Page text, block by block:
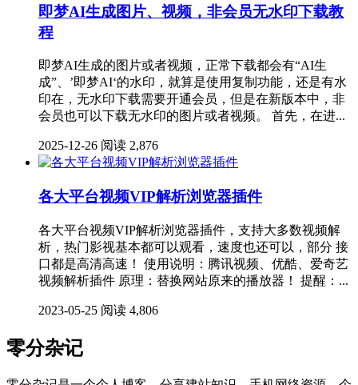
即梦AI生成图片、视频，非会员无水印下载教
程
即梦AI生成的图片或者视频，正常下载都会有“AI生
成”、’即梦AI‘的水印，就算是使用复制功能，还是有水
印在，无水印下载需要开通会员，但是在新版本中，非
会员也可以下载无水印的图片或者视频。 首先，在进...
2025-12-26 阅读 2,876
各大平台视频VIP解析浏览器插件
各大平台视频VIP解析浏览器插件，支持大多数视频解
析，热门影视基本都可以观看，速度也还可以，部分 接
口都是高清高速！ 使用说明：腾讯视频、优酷、爱奇艺
视频解析插件 原理：替换网站原来的播放器！ 提醒：...
2023-05-25 阅读 4,806
零分杂记